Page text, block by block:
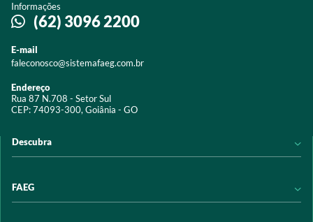
Informações
(62) 3096 2200
E-mail
faleconosco@sistemafaeg.com.br
Endereço
Rua 87 N.708 - Setor Sul
CEP: 74093-300, Goiânia - GO
Descubra
Acervo digital
FAEG